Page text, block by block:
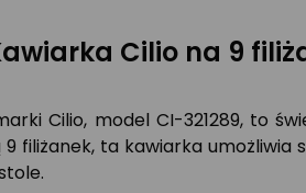
Cilio na 9
Cilio, model CI-321289, to
filiżanek, ta kawiarka